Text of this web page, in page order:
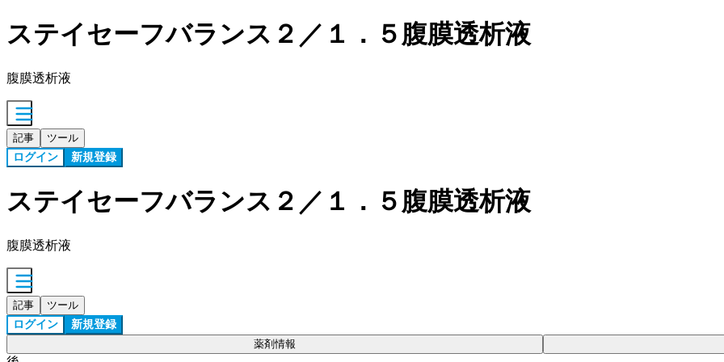
ステイセーフバランス２／１．５腹膜透析液
腹膜透析液
記事 ツール
ログイン 新規登録
ステイセーフバランス２／１．５腹膜透析液
腹膜透析液
記事 ツール
ログイン 新規登録
薬剤情報